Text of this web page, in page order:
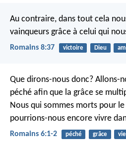
Au contraire, dans tout cela
vainqueurs grâce à celui qui
Romains 8:37 victoire Dieu
Que dirons-nous donc? Allons-
péché afin que la grâce se
Nous qui sommes morts pour
pourrions-nous encore vivre
Romains 6:1-2 péché grâce vie